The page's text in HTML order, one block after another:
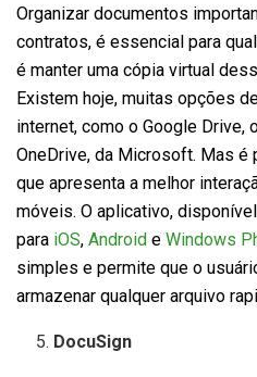
Organizar documentos
contratos, é essencial para
é manter uma cópia virtual
Existem hoje, muitas opções
internet, como o Google Drive,
OneDrive, da Microsoft. Mas é
que apresenta a melhor
móveis. O aplicativo, disponível
para iOS, Android e Windows
simples e permite que o
armazenar qualquer arquivo
DocuSign